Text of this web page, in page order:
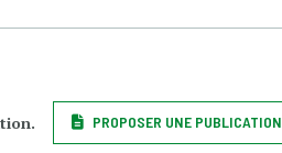
PROPOSER UNE PUBLICATION